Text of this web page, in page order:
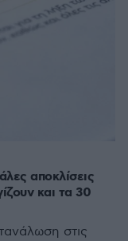
αποκλίσεις
και τα 30
στις